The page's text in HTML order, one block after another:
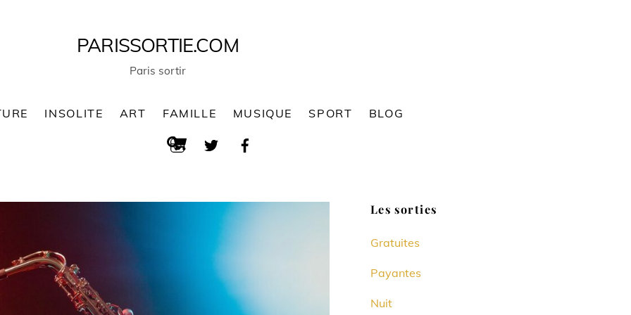
PARISSORTIE.COM
Paris sortir
Cart
Search
INSOLITE ART FAMILLE MUSIQUE SPORT BLOG
Les sorties
Gratuites
Payantes
Nuit